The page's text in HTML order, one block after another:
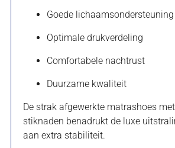
Goede lichaamsondersteuning
Optimale drukverdeling
Comfortabele nachtrust
Duurzame kwaliteit
De strak afgewerkte matrashoes
stiknaden benadrukt de luxe
aan extra stabiliteit.